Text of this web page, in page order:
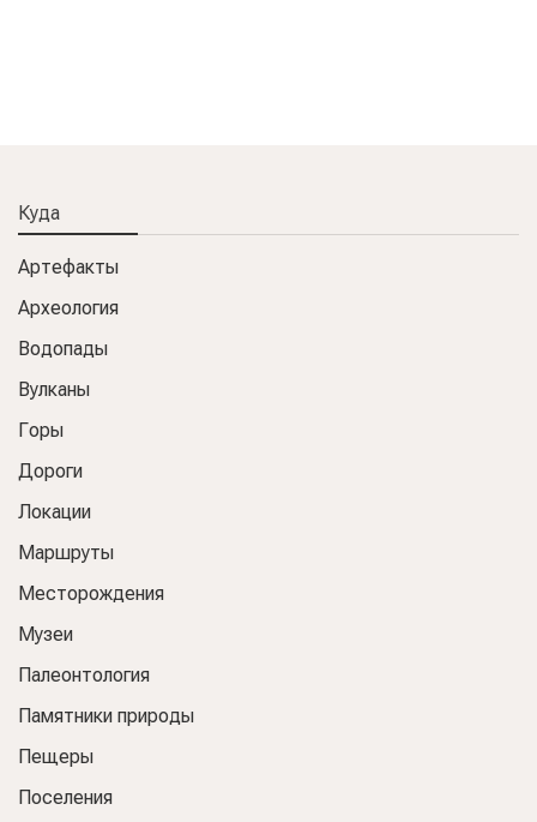
Куда
Артефакты
Археология
Водопады
Вулканы
Горы
Дороги
Локации
Маршруты
Месторождения
Музеи
Палеонтология
Памятники природы
Пещеры
Поселения